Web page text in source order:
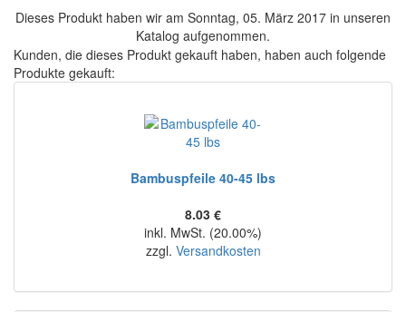
Dieses Produkt haben wir am Sonntag, 05. März 2017 in unseren
Katalog aufgenommen.
Kunden, die dieses Produkt gekauft haben, haben auch folgende
Produkte gekauft:
Bambuspfeile 40-45 lbs
8.03 €
inkl. MwSt. (20.00%)
zzgl. Versandkosten